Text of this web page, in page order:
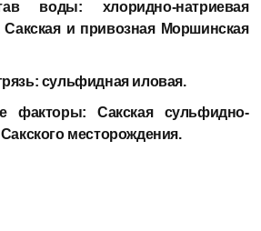
воды: хлоридно-натриевая
и привозная Моршинская
сульфидная иловая.
факторы:Сакская сульфидно-
месторождения.